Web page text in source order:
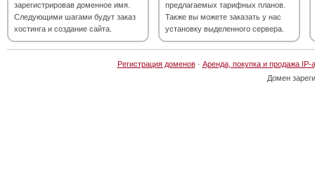
зарегистрировав доменное имя.
Следующими шагами будут заказ
хостинга и создание сайта.
предлагаемых тарифных планов.
Также вы можете заказать у нас
установку выделенного сервера.
Регистрация доменов· Аренда, покупка и продажа IP-
Домен